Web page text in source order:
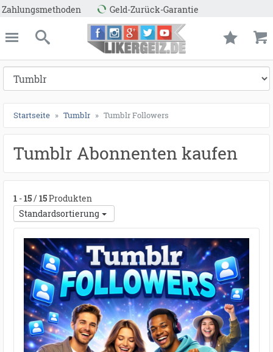
Likergeiz.de
schließen
Suche
Startseite Tumblr Tumblr Followers
Tumblr Abonnenten kaufen
1 -15/ 15Produkten
Standardsortierung